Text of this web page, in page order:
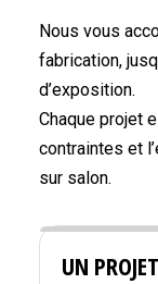
Nous vous
fabrication,
d’exposition.
Chaque projet
contraintes et
sur salon.
UN